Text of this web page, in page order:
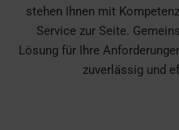
stehen Ihnen mit
Service zur Seite.
Lösung für Ihre
zuverlässig und